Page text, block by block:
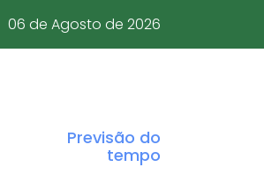
06 de Agosto de 2026
Previsão do
tempo